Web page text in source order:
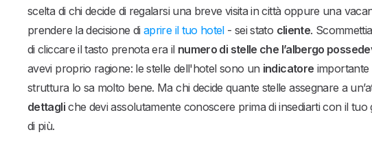
scelta di chi decide di regalarsi una breve visita in città oppure una
prendere la decisione di aprire il tuo hotel- sei stato cliente.
di cliccare il tasto prenota era il numero di stelle che l’albergo
avevi proprio ragione: le stelle dell'hotel sono un indicatore importante
struttura lo sa molto bene. Ma chi decide quante stelle assegnare a
dettagliche devi assolutamente conoscere prima di insediarti con il tuo
di più.